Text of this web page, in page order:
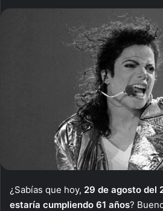
¿Sabías que hoy, 29 de agosto del
estaría cumpliendo 61 años?